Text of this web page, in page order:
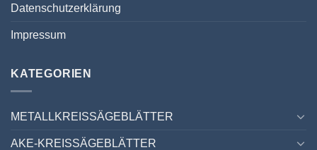
Datenschutzerklärung
Impressum
KATEGORIEN
METALLKREISSÄGEBLÄTTER
AKE-KREISSÄGEBLÄTTER